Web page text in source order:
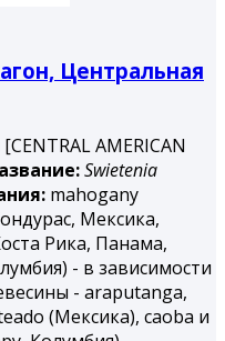
Центральная
AMERICAN
Swietenia
mahogany
Мексика,
Рика, Панама,
- в зависимости
- araputanga,
(Мексика), саоbа и